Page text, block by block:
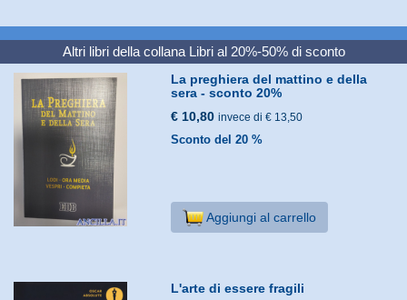
Altri libri della collana Libri al 20%-50% di sconto
La preghiera del mattino e della
sera - sconto 20%
€ 10,80 invece di € 13,50
Sconto del 20 %
Aggiungi al carrello
L'arte di essere fragili